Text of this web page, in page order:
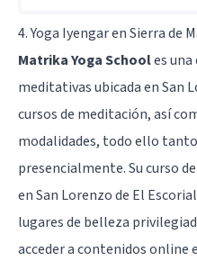
4. Yoga Iyengar en Sierra de
Matrika Yoga Schooles una
meditativas ubicada en San
cursos de meditación, así
modalidades, todo ello
presencialmente. Su curso
en San Lorenzo de El
lugares de belleza
acceder a contenidos online